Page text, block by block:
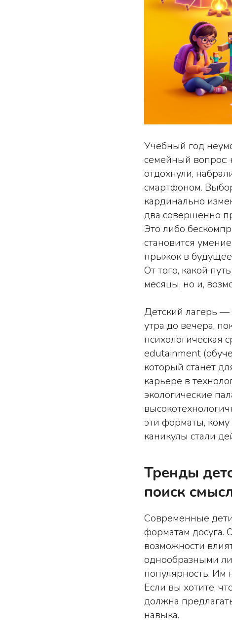
Учебный год
семейный вопрос:
отдохнули,
смартфоном.
кардинально
два совершенно
Это либо
становится
прыжок в
От того, какой
месяцы, но и,
Детский лагерь —
утра до вечера,
психологическая
edutainment
который станет
карьере в
экологические
эти форматы,
каникулы стали
Тренды
поиск
Современные
форматам досуга.
возможности
однообразными
популярность. Им
Если вы хотите,
должна
навыка.